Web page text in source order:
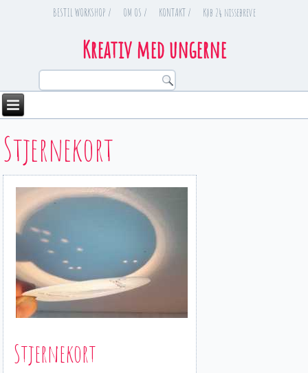
BESTIL WORKSHOP / OM OS / KONTAKT / Køb 24 nissebreve
Kreativ med ungerne
You are here
Stjernekort
Stjernekort